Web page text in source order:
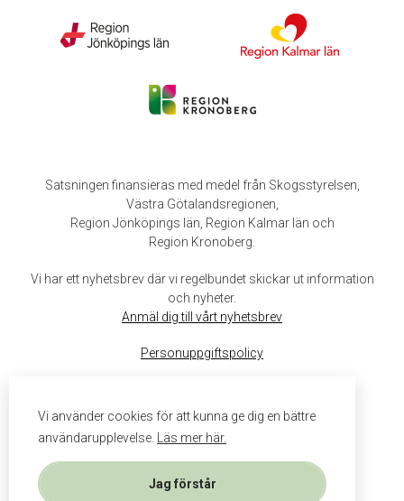
Vi använder cookies för att kunna ge dig en bättre
användarupplevelse.
Läs mer här.
Jag förstår
Satsningen finansieras med medel från Skogsstyrelsen,
Västra Götalandsregionen,
Region Jönköpings län, Region Kalmar län och
Region Kronoberg.
Vi har ett nyhetsbrev där vi regelbundet skickar ut information
och nyheter.
Anmäl dig till vårt nyhetsbrev
Personuppgiftspolicy